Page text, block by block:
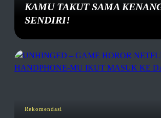
KAMU TAKUT SAMA
SENDIRI!
Rekomendasi